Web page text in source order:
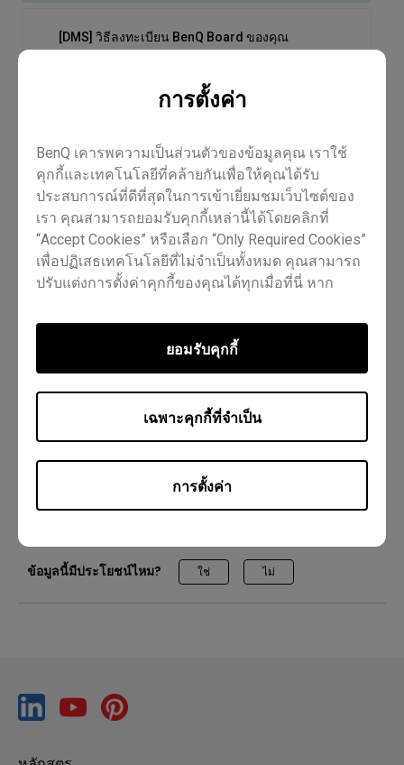
การตั้งค่า
BenQ เคารพความเป็นส่วนตัวของข้อมูลคุณ เราใช้
คุกกี้และเทคโนโลยีที่คล้ายกันเพื่อให้คุณได้รับ
ประสบการณ์ที่ดีที่สุดในการเข้าเยี่ยมชมเว็บไซต์ของ
เรา คุณสามารถยอมรับคุกกี้เหล่านี้ได้โดยคลิกที่
“Accept Cookies” หรือเลือก “Only Required Cookies”
เพื่อปฏิเสธเทคโนโลยีที่ไม่จำเป็นทั้งหมด คุณสามารถ
ปรับแต่งการตั้งค่าคุกกี้ของคุณได้ทุกเมื่อที่นี่ หาก
Policyและนโยบายความเป็นส่วนตัวของเรา
การตั้งค่า
เฉพาะคุกกี้ที่จำเป็น
ยอมรับคุกกี้
[DMS] วิธีลงทะเบียน BenQ Board ของคุณ
[DMS] วิธีสร้างกลุ่มและแท็ก
[EDLA BenQ Boards] IT การจัดการ | การสาธิต
[EDLA BenQ Boards] Pro series RP04 | Master
series RM04 | การสาธิต
[EZWrite 6] 8 เคล็ดลับสำหรับ EZWrite 6 บน Windows
[EZWrite 6] เคล็ดลับสำหรับ EZWrite 6 บนบอร์ด BenQ
[EZWrite 6] เริ่มต้นใช้งาน EZWrite 6 สำหรับ Windows
[EZWrite 6] วิธีเข้าถึงเว็บ EZWrite 6
[EZWrite 6] วิธีใช้การรวม Google Classroom บนเว็บ
[DMS] วิธีปรับใช้นโยบาย
DMS Pro RP02
Master RM02 Master RM03 Master RM03A
Essential RE03
ข้อมูลนี้มีประโยชน์ไหม? ใช่ ไม่